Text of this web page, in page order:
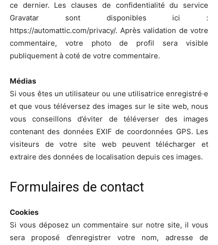
ce dernier. Les clauses de confidentialité du service
Gravatar sont disponibles ici :
https://automattic.com/privacy/. Après validation de votre
commentaire, votre photo de profil sera visible
publiquement à coté de votre commentaire.
Médias
Si vous êtes un utilisateur ou une utilisatrice enregistré·e
et que vous téléversez des images sur le site web, nous
vous conseillons d’éviter de téléverser des images
contenant des données EXIF de coordonnées GPS. Les
visiteurs de votre site web peuvent télécharger et
extraire des données de localisation depuis ces images.
Formulaires de contact
Cookies
Si vous déposez un commentaire sur notre site, il vous
sera proposé d’enregistrer votre nom, adresse de